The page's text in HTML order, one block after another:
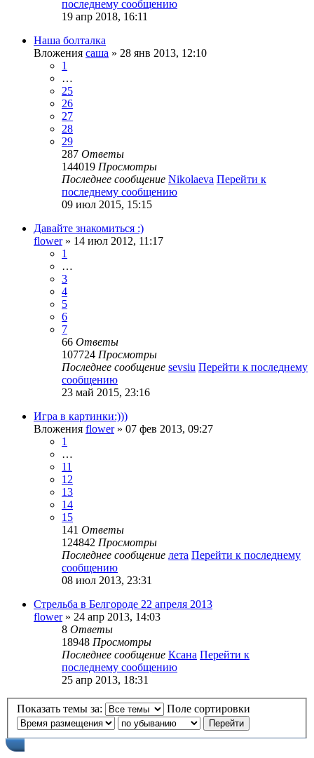
последнему сообщению
19 апр 2018, 16:11
Наша болталка
Вложения саша » 28 янв 2013, 12:10
1
…
25
26
27
28
29
287 Ответы
144019 Просмотры
Последнее сообщение Nikolaeva Перейти к
последнему сообщению
09 июл 2015, 15:15
Давайте знакомиться :)
flower» 14 июл 2012, 11:17
1
…
3
4
5
6
7
66 Ответы
107724 Просмотры
Последнее сообщение sevsiu Перейти к последнему
сообщению
23 май 2015, 23:16
Игра в картинки:)))
Вложения flower» 07 фев 2013, 09:27
1
…
11
12
13
14
15
141 Ответы
124842 Просмотры
Последнее сообщение лета Перейти к последнему
сообщению
08 июл 2013, 23:31
Стрельба в Белгороде 22 апреля 2013
flower» 24 апр 2013, 14:03
8 Ответы
18948 Просмотры
Последнее сообщение Ксана Перейти к
последнему сообщению
25 апр 2013, 18:31
Показать темы за: Поле сортировки